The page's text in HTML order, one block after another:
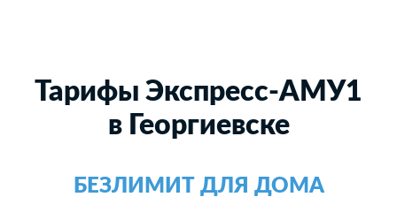
Тарифы Экспресс-АМУ1
в Георгиевске
БЕЗЛИМИТ ДЛЯ ДОМА